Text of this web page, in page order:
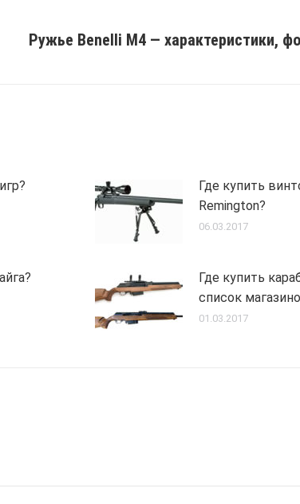
Ружье Benelli M4 — характеристики,
Где купить
Remington?
06.03.2017
Где купить
список
01.03.2017